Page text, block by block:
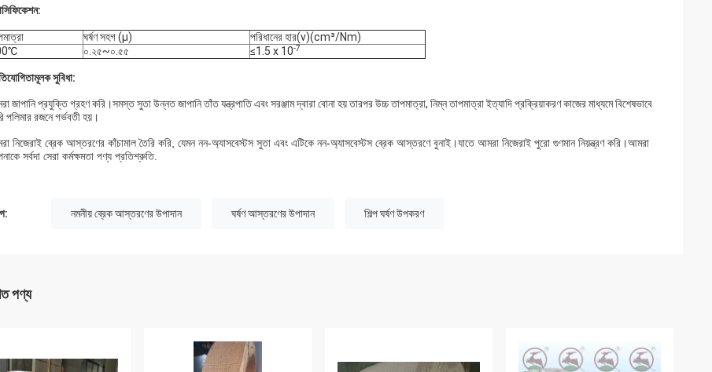
ঘর্ষণ সহগ (μ)
পরিধানের হার(v)(cm³/Nm)
০.২৫~০.৫৫ ≤1.5 x 10-7
সুবিধা:
জাপানি প্রযুক্তি গ্রহণ করি।সমস্ত সুতা উন্নত জাপানি তাঁত যন্ত্রপাতি এবং সরঞ্জাম দ্বারা বোনা হয় তারপর উচ্চ তাপমাত্রা, নিম্ন তাপমাত্রা ইত্যাদি প্রক্রিয়াকরণ কাজের মাধ্যমে বিশেষভাবে
পলিমার রজনে গর্ভবতী হয়।
নিজেরাই ব্রেক আস্তরণের কাঁচামাল তৈরি করি, যেমন নন-অ্যাসবেস্টস সুতা এবং এটিকে নন-অ্যাসবেস্টস ব্রেক আস্তরণে বুনাই।যাতে আমরা নিজেরাই পুরো গুণমান নিয়ন্ত্রণ করি।আমরা
সর্বদা সেরা কর্মক্ষমতা পণ্য প্রতিশ্রুতি.
নমনীয় ব্রেক আস্তরণের উপাদান ঘর্ষণ আস্তরণের উপাদান শিল্প ঘর্ষণ উপকরণ
পণ্য